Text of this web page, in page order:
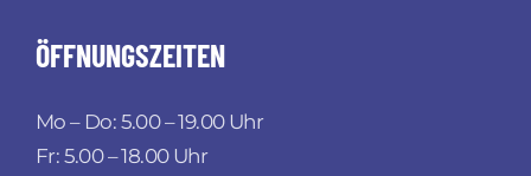
ÖFFNUNGSZEITEN
Mo – Do: 5.00 – 19.00 Uhr
Fr: 5.00 – 18.00 Uhr